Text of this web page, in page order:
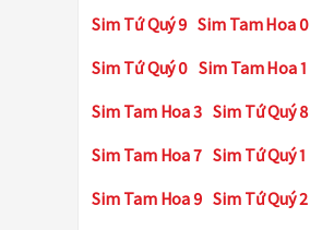
Sim Tứ Quý 9 Sim Tam Hoa 0
Sim Tứ Quý 0 Sim Tam Hoa 1
Sim Tam Hoa 3 Sim Tứ Quý 8
Sim Tam Hoa 7 Sim Tứ Quý 1
Sim Tam Hoa 9 Sim Tứ Quý 2